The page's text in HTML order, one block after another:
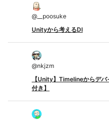
@ __poosuke
Unityから考えるDI
@nkjzm
【Unity】Timelineからデ
付き】